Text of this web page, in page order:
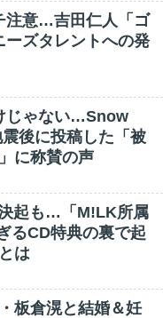
注意…吉田仁人「ゴ
ーズタレントへの発
じゃない…Snow
後に投稿した「被
に称賛の声
起も…「M!LK所属
るCD特典の裏で起
は
板倉滉と結婚＆妊